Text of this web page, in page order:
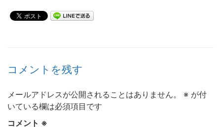
コメントを残す
メールアドレスが公開されることはありません。 ※ が付
いている欄は必須項目です
コメント ※